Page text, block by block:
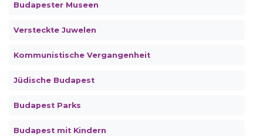
Budapester Museen
Versteckte Juwelen
Kommunistische Vergangenheit
Jüdische Budapest
Budapest Parks
Budapest mit Kindern